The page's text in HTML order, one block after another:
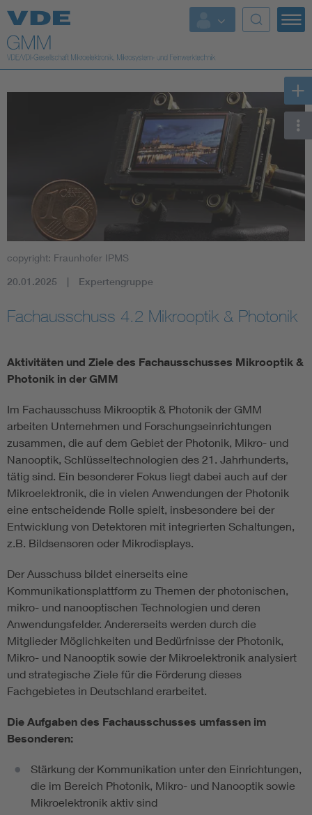
Top Themen
Fokusthemen
Health
Mobility
Micro system technology
Microelectronics
copyright: Fraunhofer IPMS
20.01.2025 Expertengruppe
Fachausschuss 4.2 Mikrooptik & Photonik
Aktivitäten und Ziele des Fachausschusses Mikrooptik &
Photonik in der GMM
Im Fachausschuss Mikrooptik & Photonik der GMM
arbeiten Unternehmen und Forschungseinrichtungen
zusammen, die auf dem Gebiet der Photonik, Mikro- und
Nanooptik, Schlüsseltechnologien des 21. Jahrhunderts,
tätig sind. Ein besonderer Fokus liegt dabei auch auf der
Mikroelektronik, die in vielen Anwendungen der Photonik
eine entscheidende Rolle spielt, insbesondere bei der
Entwicklung von Detektoren mit integrierten Schaltungen,
z.B. Bildsensoren oder Mikrodisplays.
Der Ausschuss bildet einerseits eine
Kommunikationsplattform zu Themen der photonischen,
mikro- und nanooptischen Technologien und deren
Anwendungsfelder. Andererseits werden durch die
Mitglieder Möglichkeiten und Bedürfnisse der Photonik,
Mikro- und Nanooptik sowie der Mikroelektronik analysiert
und strategische Ziele für die Förderung dieses
Fachgebietes in Deutschland erarbeitet.
Die Aufgaben des Fachausschusses umfassen im
Besonderen:
Stärkung der Kommunikation unter den Einrichtungen,
die im Bereich Photonik, Mikro- und Nanooptik sowie
Mikroelektronik aktiv sind